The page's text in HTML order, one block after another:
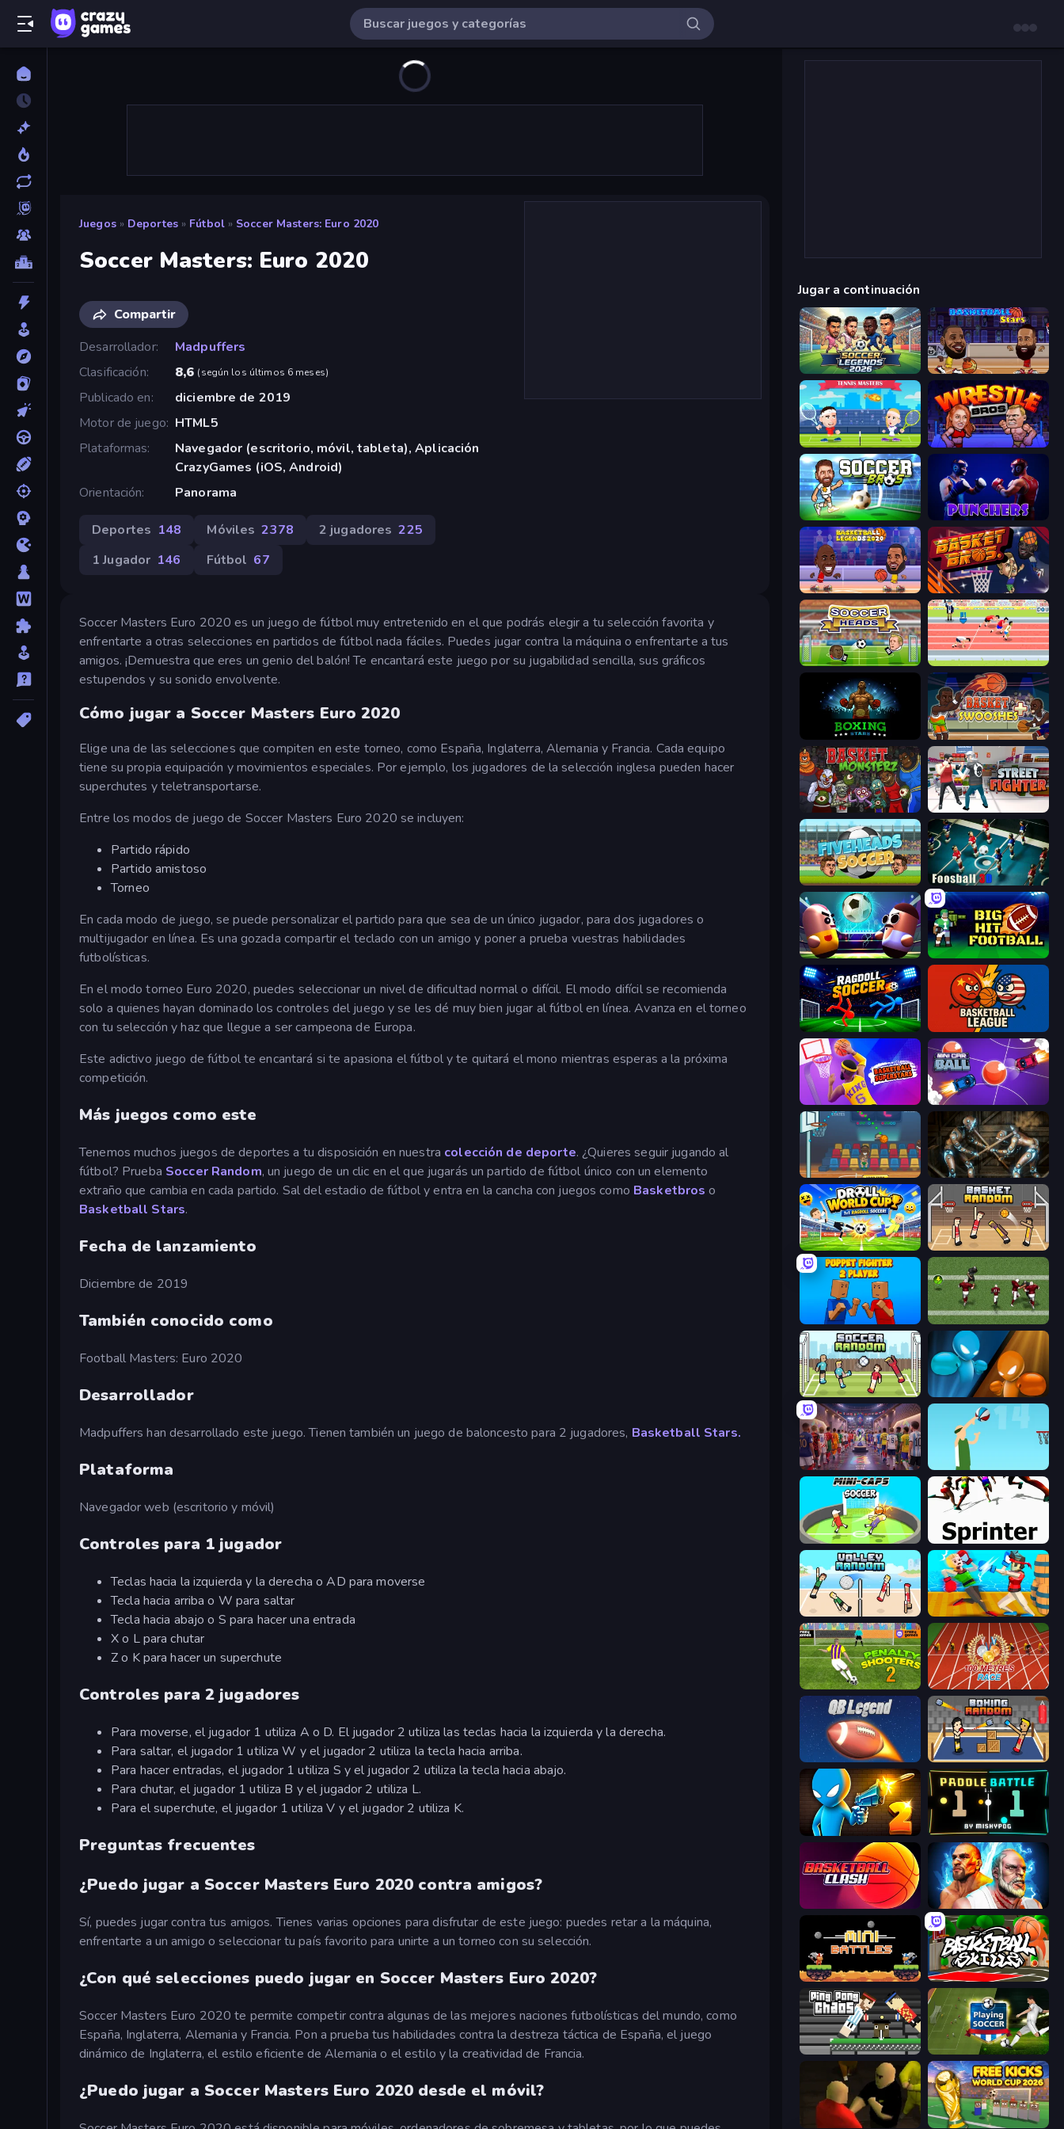
Juegos » Deportes » Fútbol » Soccer Masters: Euro 2020
Soccer Masters: Euro 2020
Compartir
Desarrollador
Madpuffers
Clasificación
8,6 (según los últimos 6 meses)
Publicado en
diciembre de 2019
Motor de juego HTML5
Plataformas
Navegador (escritorio, móvil, tableta), Aplicación
CrazyGames (iOS, Android)
Orientación
Panorama
Deportes 148 Móviles 2378 2 jugadores 225
1 Jugador 146 Fútbol 67
Soccer Masters Euro 2020 es un juego de fútbol muy entretenido en el que podrás elegir a tu selección favorita y
enfrentarte a otras selecciones en partidos de fútbol nada fáciles. Puedes jugar contra la máquina o enfrentarte a tus
amigos. ¡Demuestra que eres un genio del balón! Te encantará este juego por su jugabilidad sencilla, sus gráficos
estupendos y su sonido envolvente.
Cómo jugar a Soccer Masters Euro 2020
Elige una de las selecciones que compiten en este torneo, como España, Inglaterra, Alemania y Francia. Cada equipo
tiene su propia equipación y movimientos especiales. Por ejemplo, los jugadores de la selección inglesa pueden hacer
superchutes y teletransportarse.
Entre los modos de juego de Soccer Masters Euro 2020 se incluyen:
Partido rápido
Partido amistoso
Torneo
En cada modo de juego, se puede personalizar el partido para que sea de un único jugador, para dos jugadores o
multijugador en línea. Es una gozada compartir el teclado con un amigo y poner a prueba vuestras habilidades
futbolísticas.
En el modo torneo Euro 2020, puedes seleccionar un nivel de dificultad normal o difícil. El modo difícil se recomienda
solo a quienes hayan dominado los controles del juego y se les dé muy bien jugar al fútbol en línea. Avanza en el torneo
con tu selección y haz que llegue a ser campeona de Europa.
Este adictivo juego de fútbol te encantará si te apasiona el fútbol y te quitará el mono mientras esperas a la próxima
competición.
Más juegos como este
Tenemos muchos juegos de deportes a tu disposición en nuestra colección de deporte. ¿Quieres seguir jugando al
fútbol? Prueba Soccer Random, un juego de un clic en el que jugarás un partido de fútbol único con un elemento
extraño que cambia en cada partido. Sal del estadio de fútbol y entra en la cancha con juegos como Basketbros o
Basketball Stars.
Fecha de lanzamiento
Diciembre de 2019
También conocido como
Football Masters: Euro 2020
Desarrollador
Madpuffers han desarrollado este juego. Tienen también un juego de baloncesto para 2 jugadores, Basketball Stars.
Plataforma
Navegador web (escritorio y móvil)
Controles para 1 jugador
Teclas hacia la izquierda y la derecha o AD para moverse
Tecla hacia arriba o W para saltar
Tecla hacia abajo o S para hacer una entrada
X o L para chutar
Z o K para hacer un superchute
Controles para 2 jugadores
Para moverse, el jugador 1 utiliza A o D. El jugador 2 utiliza las teclas hacia la izquierda y la derecha.
Para saltar, el jugador 1 utiliza W y el jugador 2 utiliza la tecla hacia arriba.
Para hacer entradas, el jugador 1 utiliza S y el jugador 2 utiliza la tecla hacia abajo.
Para chutar, el jugador 1 utiliza B y el jugador 2 utiliza L.
Para el superchute, el jugador 1 utiliza V y el jugador 2 utiliza K.
Preguntas frecuentes
¿Puedo jugar a Soccer Masters Euro 2020 contra amigos?
Sí, puedes jugar contra tus amigos. Tienes varias opciones para disfrutar de este juego: puedes retar a la máquina,
enfrentarte a un amigo o seleccionar tu país favorito para unirte a un torneo con su selección.
¿Con qué selecciones puedo jugar en Soccer Masters Euro 2020?
Soccer Masters Euro 2020 te permite competir contra algunas de las mejores naciones futbolísticas del mundo, como
España, Inglaterra, Alemania y Francia. Pon a prueba tus habilidades contra la destreza táctica de España, el juego
dinámico de Inglaterra, el estilo eficiente de Alemania o el estilo y la creatividad de Francia.
¿Puedo jugar a Soccer Masters Euro 2020 desde el móvil?
Jugar a continuación
Soccer Legends 2026 Basketball Stars
Tennis Masters Wrestle Bros
Soccer Bros Punchers
Basketball Legends 2020 BasketBros
Soccer Heads Sports Hero
Boxing Stars Basket Swooshes Plus
Basket Monsterz Street Fighter Simulator
Fiveheads Soccer Foosball 3D
Pill Soccer Big Hit Football
Ragdoll Soccer 2 Players Basketball League
Basketball Superstars Mini Car Ball
Basket Champs Striker Dummies
Droll World Cup Basket Random
Puppet Fighter 2 Player Return Man 2
Soccer Random Drunken Boxing
CG FC 26 Street Ball Jam
Mini-Caps: Soccer Sprinter
Volley Random Funny Ragdoll Wrestlers
Penalty Shooters 2 100 Meters Race
2 Minute Football QB Legend Boxing Random
Drunken Duel 2 Paddle Battle
Basketball Clash Fighter Legends Duo
12 MiniBattles Basketball Skills
Ping Pong Chaos Playing Soccer
Free Kicks World Cup 2026